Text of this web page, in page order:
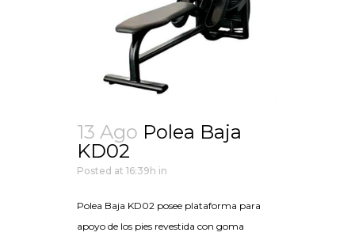
13 Ago Polea Baja
KD02
Posted at 16:39h in
Polea Baja KD02 posee plataforma para
apoyo de los pies revestida con goma